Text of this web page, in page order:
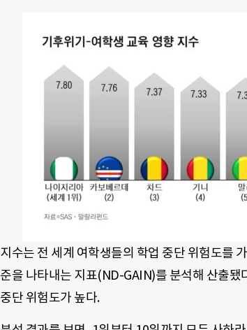
지수는 전 세계 여학생들의 학업 중단 위험도를
준을 나타내는 지표(ND-GAIN)를 분석해 산출됐
중단 위험도가 높다.